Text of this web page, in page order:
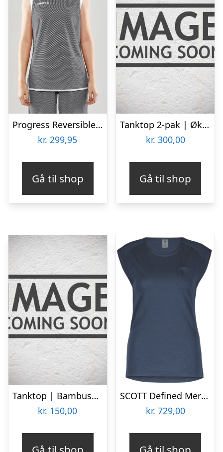
Progress Reversible Basketball Tanktop
kr. 299,95
Gå til shop
Tanktop 2-pak | Økologisk bomuld | Hvid
kr. 300,00
Gå til shop
Tanktop | Bambusviskose | Grå melange
kr. 150,00
SCOTT Defined Merino – Tanktop – Dame – Metal-Blå – Str. M
kr. 729,00